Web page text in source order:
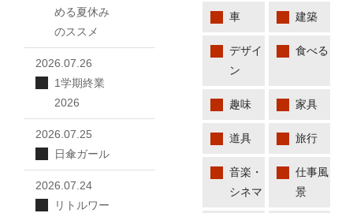
車 建築
デザイ
ン
食べる
趣味 家具
道具 旅行
音楽・
シネマ
仕事風
景
める夏休み
のススメ
2026.07.26
1学期終業
2026
2026.07.25
日傘ガール
2026.07.24
リトルワー